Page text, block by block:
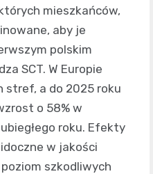
mieszkańców,
aby je
polskim
SCT. W Europie
stref, a do 2025 roku
o 58% w
roku. Efekty
w jakości
szkodliwych